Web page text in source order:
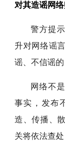
对其造谣网络
警方提
升对网络谣
谣、不信谣的
网络不
事实，发布
造、传播、
关将依法查处